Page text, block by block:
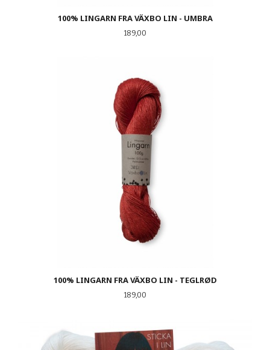
100% LINGARN FRA VÄXBO LIN - UMBRA
Pris
189,00
100% LINGARN FRA VÄXBO LIN - TEGLRØD
Pris
189,00